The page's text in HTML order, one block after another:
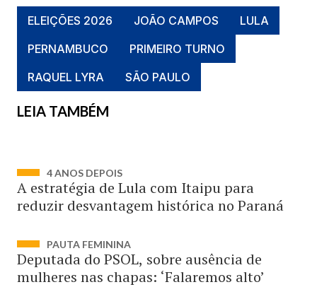
ELEIÇÕES 2026 JOÃO CAMPOS
LULA
PERNAMBUCO
PRIMEIRO TURNO
RAQUEL LYRA
SÃO PAULO
LEIA TAMBÉM
4 ANOS DEPOIS
A estratégia de Lula com Itaipu para
reduzir desvantagem histórica no Paraná
PAUTA FEMININA
Deputada do PSOL, sobre ausência de
mulheres nas chapas: ‘Falaremos alto’